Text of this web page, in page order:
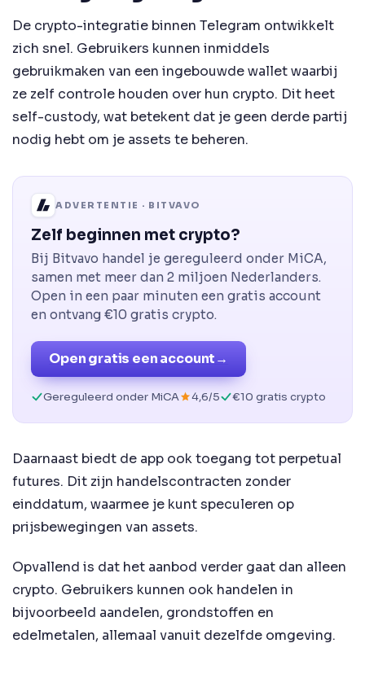
De crypto-integratie binnen Telegram ontwikkelt
zich snel. Gebruikers kunnen inmiddels
gebruikmaken van een ingebouwde wallet waarbij
ze zelf controle houden over hun crypto. Dit heet
self-custody, wat betekent dat je geen derde partij
nodig hebt om je assets te beheren.
ADVERTENTIE · BITVAVO
Zelf beginnen met crypto?
Bij Bitvavo handel je gereguleerd onder MiCA,
samen met meer dan 2 miljoen Nederlanders.
Open in een paar minuten een gratis account
en ontvang €10 gratis crypto.
Open gratis een account→
Gereguleerd onder MiCA 4,6/5 €10 gratis crypto
Daarnaast biedt de app ook toegang tot perpetual
futures. Dit zijn handelscontracten zonder
einddatum, waarmee je kunt speculeren op
prijsbewegingen van assets.
Opvallend is dat het aanbod verder gaat dan alleen
crypto. Gebruikers kunnen ook handelen in
bijvoorbeeld aandelen, grondstoffen en
edelmetalen, allemaal vanuit dezelfde omgeving.